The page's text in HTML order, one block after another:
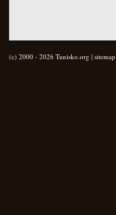
(c) 2000 - 2026 Tunisko.org | sitemap